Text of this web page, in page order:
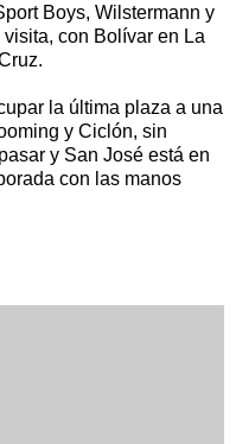
Boys, Wilstermann y
con Bolívar en La
la última plaza a una
y Ciclón, sin
y San José está en
con las manos